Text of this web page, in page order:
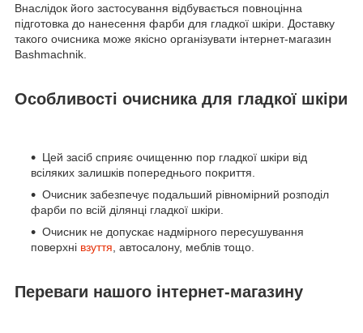
Внаслідок його застосування відбувається повноцінна
підготовка до нанесення фарби для гладкої шкіри. Доставку
такого очисника може якісно організувати інтернет-магазин
Bashmachnik.
Особливості очисника для гладкої шкіри
Цей засіб сприяє очищенню пор гладкої шкіри від
всіляких залишків попереднього покриття.
Очисник забезпечує подальший рівномірний розподіл
фарби по всій ділянці гладкої шкіри.
Очисник не допускає надмірного пересушування
поверхні взуття , автосалону, меблів тощо.
Переваги нашого інтернет-магазину